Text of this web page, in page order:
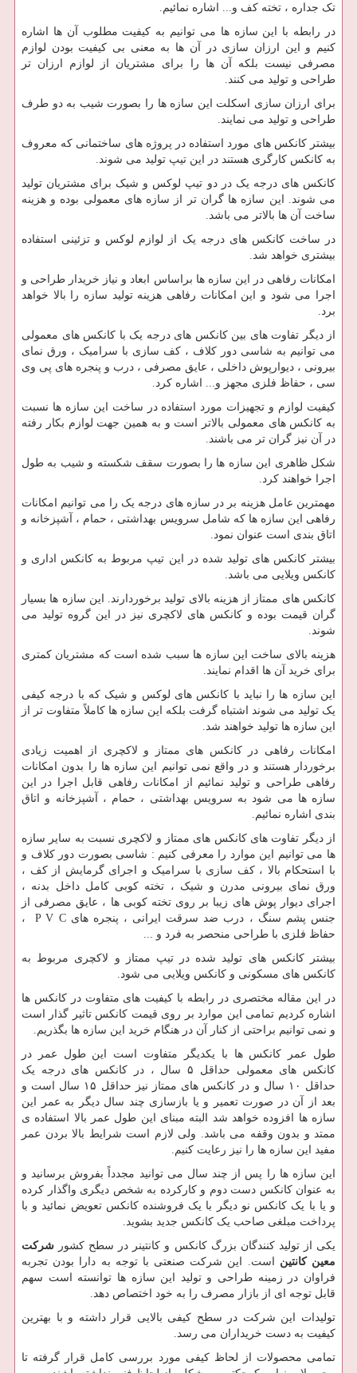
تک جداره ، تخته کف و... اشاره نمائیم.
در رابطه با این سازه ها می توانیم به کیفیت مطلوب آن ها اشاره
کنیم و این ارزان سازی در آن ها به معنی بی کیفیت بودن لوازم
مصرفی نیست بلکه آن ها را برای مشتریان از لوازم ارزان تر
طراحی و تولید می کنند.
برای ارزان سازی اسکلت این سازه ها را بصورت شیب به دو طرف
طراحی و تولید می نمایند.
بیشتر کانکس های مورد استفاده در پروژه های ساختمانی که معروف
به کانکس کارگری هستند در این تیپ تولید می شوند.
کانکس های درجه یک در دو تیپ لوکس و شیک برای مشتریان تولید
می شوند. این سازه ها گران تر از سازه های معمولی بوده و هزینه
ساخت آن ها بالاتر می باشد.
در ساخت کانکس های درجه یک از لوازم لوکس و تزئینی استفاده
بیشتری خواهد شد.
امکانات رفاهی در این سازه ها براساس ابعاد و نیاز خریدار طراحی و
اجرا می شود و این امکانات رفاهی هزینه تولید سازه را بالا خواهد
برد.
از دیگر تفاوت های بین کانکس های درجه یک با کانکس های معمولی
می توانیم به شاسی دور کلاف ، کف سازی با سرامیک ، ورق نمای
بیرونی ، دیوارپوش داخلی ، عایق مصرفی ، درب و پنجره های پی وی
سی ، حفاظ فلزی مجهز و... اشاره کرد.
کیفیت لوازم و تجهیزات مورد استفاده در ساخت این سازه ها نسبت
به کانکس های معمولی بالاتر است و به همین جهت لوازم بکار رفته
در آن نیز گران تر می باشند.
شکل ظاهری این سازه ها را بصورت سقف شکسته و شیب به طول
اجرا خواهند کرد.
مهمترین عامل هزینه بر در سازه های درجه یک را می توانیم امکانات
رفاهی این سازه ها که شامل سرویس بهداشتی ، حمام ، آشپزخانه و
اتاق بندی است عنوان نمود.
بیشتر کانکس های تولید شده در این تیپ مربوط به کانکس اداری و
کانکس ویلایی می باشد.
کانکس های ممتاز از هزینه بالای تولید برخوردارند. این سازه ها بسیار
گران قیمت بوده و کانکس های لاکچری نیز در این گروه تولید می
شوند.
هزینه بالای ساخت این سازه ها سبب شده است که مشتریان کمتری
برای خرید آن ها اقدام نمایند.
این سازه ها را نباید با کانکس های لوکس و شیک که با درجه کیفی
یک تولید می شوند اشتباه گرفت بلکه این سازه ها کاملاً متفاوت تر از
این سازه ها تولید خواهند شد.
امکانات رفاهی در کانکس های ممتاز و لاکچری از اهمیت زیادی
برخوردار هستند و در واقع نمی توانیم این سازه ها را بدون امکانات
رفاهی طراحی و تولید نمائیم از امکانات رفاهی قابل اجرا در این
سازه ها می شود به سرویس بهداشتی ، حمام ، آشپزخانه و اتاق
بندی اشاره نمائیم.
از دیگر تفاوت های کانکس های ممتاز و لاکچری نسبت به سایر سازه
ها می توانیم این موارد را معرفی کنیم : شاسی بصورت دور کلاف و
با استحکام بالا ، کف سازی با سرامیک و اجرای گرمایش از کف ،
ورق نمای بیرونی مدرن و شیک ، تخته کوبی کامل داخل بدنه ،
اجرای دیوار پوش های زیبا بر روی تخته کوبی ها ، عایق مصرفی از
جنس پشم سنگ ، درب ضد سرقت ایرانی ، پنجره های P V C ،
حفاظ فلزی با طراحی منحصر به فرد و ...
بیشتر کانکس های تولید شده در تیپ ممتاز و لاکچری مربوط به
کانکس های مسکونی و کانکس ویلایی می شود.
در این مقاله مختصری در رابطه با کیفیت های متفاوت در کانکس ها
اشاره کردیم تمامی این موارد بر روی قیمت کانکس تاثیر گذار است
و نمی توانیم براحتی از کنار آن در هنگام خرید این سازه ها بگذریم.
طول عمر کانکس ها با یکدیگر متفاوت است این طول عمر در
کانکس های معمولی حداقل ۵ سال ، در کانکس های درجه یک
حداقل ۱۰ سال و در کانکس های ممتاز نیز حداقل ۱۵ سال است و
بعد از آن در صورت تعمیر و یا بازسازی چند سال دیگر به عمر این
سازه ها افزوده خواهد شد البته مبنای این طول عمر بالا استفاده ی
ممتد و بدون وقفه می باشد. ولی لازم است شرایط بالا بردن عمر
مفید این سازه ها را نیز رعایت کنیم.
این سازه ها را پس از چند سال می توانید مجدداً بفروش برسانید و
به عنوان کانکس دست دوم و کارکرده به شخص دیگری واگذار کرده
و یا با یک کانکس نو دیگر با یک فروشنده کانکس تعویض نمائید و با
پرداخت مبلغی صاحب یک کانکس جدید بشوید.
یکی از تولید کنندگان بزرگ کانکس و کانتینر در سطح کشور شرکت
معین کانتین است. این شرکت صنعتی با توجه به دارا بودن تجربه
فراوان در زمینه طراحی و تولید این سازه ها توانسته است سهم
قابل توجه ای از بازار مصرف را به خود اختصاص دهد.
تولیدات این شرکت در سطح کیفی بالایی قرار داشته و با بهترین
کیفیت به دست خریداران می رسد.
تمامی محصولات از لحاظ کیفی مورد بررسی کامل قرار گرفته تا